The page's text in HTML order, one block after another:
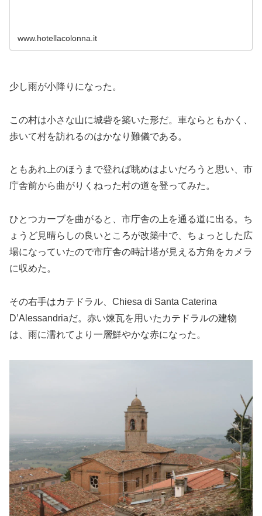
www.hotellacolonna.it
少し雨が小降りになった。
この村は小さな山に城砦を築いた形だ。車ならともかく、
歩いて村を訪れるのはかなり難儀である。
ともあれ上のほうまで登れば眺めはよいだろうと思い、市
庁舎前から曲がりくねった村の道を登ってみた。
ひとつカーブを曲がると、市庁舎の上を通る道に出る。ち
ょうど見晴らしの良いところが改築中で、ちょっとした広
場になっていたので市庁舎の時計塔が見える方角をカメラ
に収めた。
その右手はカテドラル、Chiesa di Santa Caterina
D’Alessandriaだ。赤い煉瓦を用いたカテドラルの建物
は、雨に濡れてより一層鮮やかな赤になった。